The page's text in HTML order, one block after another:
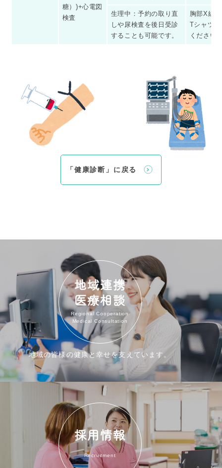
糖）)+心電図
検査
生理中：予約の取り直
しや尿検査を後日受診
することも可能です。
胸部X線
Tシャツ
ください
「健康診断」に戻る
地域連携
医療相談
Regional Cooperation
Medical Consultation
地域の皆様の健康と幸せを支えています。
採用情報
Recruitment